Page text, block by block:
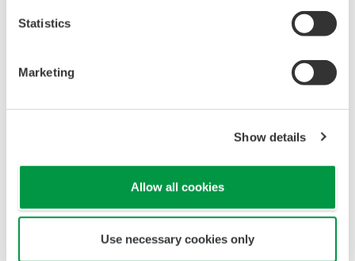
Statistics
Marketing
Show details
Allow all cookies
Use necessary cookies only
Olaj és gáz feldolgozói ágazat
Vegyi
Power